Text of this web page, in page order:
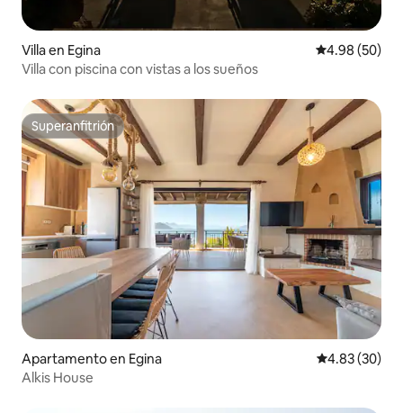
Villa en Egina Calificación
4.98 (50)
Villa con piscina con vistas a los sueños
Superanfitrión
Superanfitrión
Apartamento en Egina Calificación
4.83 (30)
Alkis House